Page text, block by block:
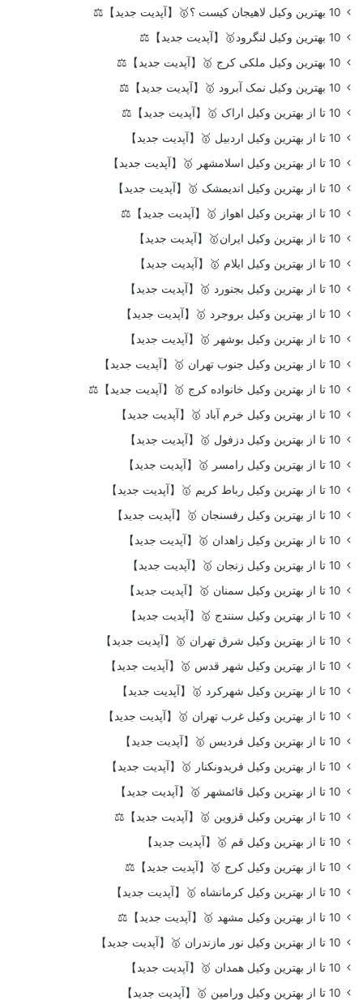
10 بهترین وکیل لاهیجان کیست ؟🥇【آپدیت جدید】⚖️
10 بهترین وکیل لنگرود🥇【آپدیت جدید】⚖️
10 بهترین وکیل ملکی کرج 🥇【آپدیت جدید】⚖️
10 بهترین وکیل نمک آبرود 🥇【آپدیت جدید】⚖️
10 تا از بهترین وکیل اراک 🥇【آپدیت جدید】⚖️
10 تا از بهترین وکیل اردبیل 🥇【آپدیت جدید】
10 تا از بهترین وکیل اسلامشهر 🥇【آپدیت جدید】
10 تا از بهترین وکیل اندیمشک 🥇【آپدیت جدید】
10 تا از بهترین وکیل اهواز 🥇【آپدیت جدید】⚖️
10 تا از بهترین وکیل ایران🥇【آپدیت جدید】
10 تا از بهترین وکیل ایلام 🥇【آپدیت جدید】
10 تا از بهترین وکیل بجنورد 🥇【آپدیت جدید】
10 تا از بهترین وکیل بروجرد 🥇【آپدیت جدید】
10 تا از بهترین وکیل بوشهر 🥇【آپدیت جدید】
10 تا از بهترین وکیل جنوب تهران 🥇【آپدیت جدید】
10 تا از بهترین وکیل خانواده کرج 🥇【آپدیت جدید】⚖️
10 تا از بهترین وکیل خرم آباد 🥇【آپدیت جدید】
10 تا از بهترین وکیل دزفول 🥇【آپدیت جدید】
10 تا از بهترین وکیل رامسر 🥇【آپدیت جدید】
10 تا از بهترین وکیل رباط کریم 🥇【آپدیت جدید】
10 تا از بهترین وکیل رفسنجان 🥇【آپدیت جدید】
10 تا از بهترین وکیل زاهدان 🥇【آپدیت جدید】
10 تا از بهترین وکیل زنجان 🥇【آپدیت جدید】
10 تا از بهترین وکیل سمنان 🥇【آپدیت جدید】
10 تا از بهترین وکیل سنندج 🥇【آپدیت جدید】
10 تا از بهترین وکیل شرق تهران 🥇【آپدیت جدید】
10 تا از بهترین وکیل شهر قدس 🥇【آپدیت جدید】
10 تا از بهترین وکیل شهرکرد 🥇【آپدیت جدید】
10 تا از بهترین وکیل غرب تهران 🥇【آپدیت جدید】
10 تا از بهترین وکیل فردیس 🥇【آپدیت جدید】
10 تا از بهترین وکیل فریدونکنار 🥇【آپدیت جدید】
10 تا از بهترین وکیل قائمشهر 🥇【آپدیت جدید】
10 تا از بهترین وکیل قزوین 🥇【آپدیت جدید】⚖️
10 تا از بهترین وکیل قم 🥇【آپدیت جدید】
10 تا از بهترین وکیل کرج 🥇【آپدیت جدید】⚖️
10 تا از بهترین وکیل کرمانشاه 🥇【آپدیت جدید】
10 تا از بهترین وکیل مشهد 🥇【آپدیت جدید】⚖️
10 تا از بهترین وکیل نور مازندران 🥇【آپدیت جدید】
10 تا از بهترین وکیل همدان 🥇【آپدیت جدید】
10 تا از بهترین وکیل ورامین 🥇【آپدیت جدید】